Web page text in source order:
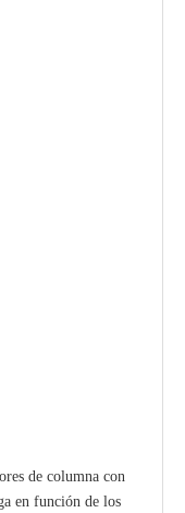
de columna con
en función de los